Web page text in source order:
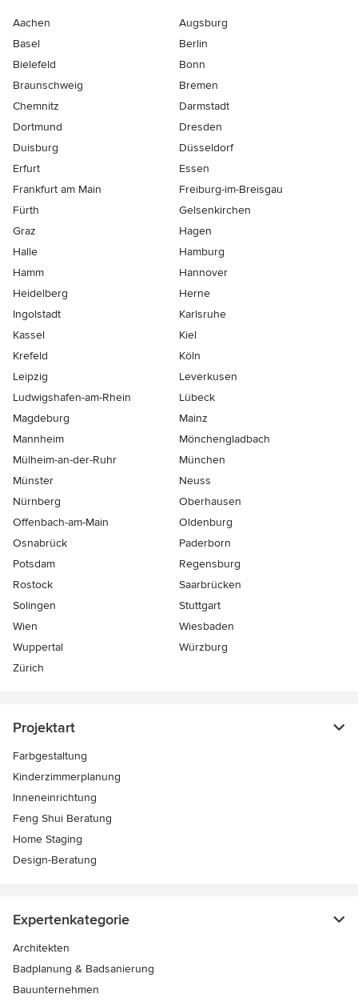
Aachen
Augsburg
Basel
Berlin
Bielefeld
Bonn
Braunschweig
Bremen
Chemnitz
Darmstadt
Dortmund
Dresden
Duisburg
Düsseldorf
Erfurt
Essen
Frankfurt am Main
Freiburg-im-Breisgau
Fürth
Gelsenkirchen
Graz
Hagen
Halle
Hamburg
Hamm
Hannover
Heidelberg
Herne
Ingolstadt
Karlsruhe
Kassel
Kiel
Krefeld
Köln
Leipzig
Leverkusen
Ludwigshafen-am-Rhein
Lübeck
Magdeburg
Mainz
Mannheim
Mönchen­gladbach
Mülheim-an-der-Ruhr
München
Münster
Neuss
Nürnberg
Oberhausen
Offenbach-am-Main
Oldenburg
Osnabrück
Paderborn
Potsdam
Regensburg
Rostock
Saarbrücken
Solingen
Stuttgart
Wien
Wiesbaden
Wuppertal
Würzburg
Zürich
Projektart
Farbgestaltung
Kinderzimmerplanung
Inneneinrichtung
Feng Shui Beratung
Home Staging
Design-Beratung
Expertenkategorie
Architekten
Badplanung & Badsanierung
Bauunternehmen